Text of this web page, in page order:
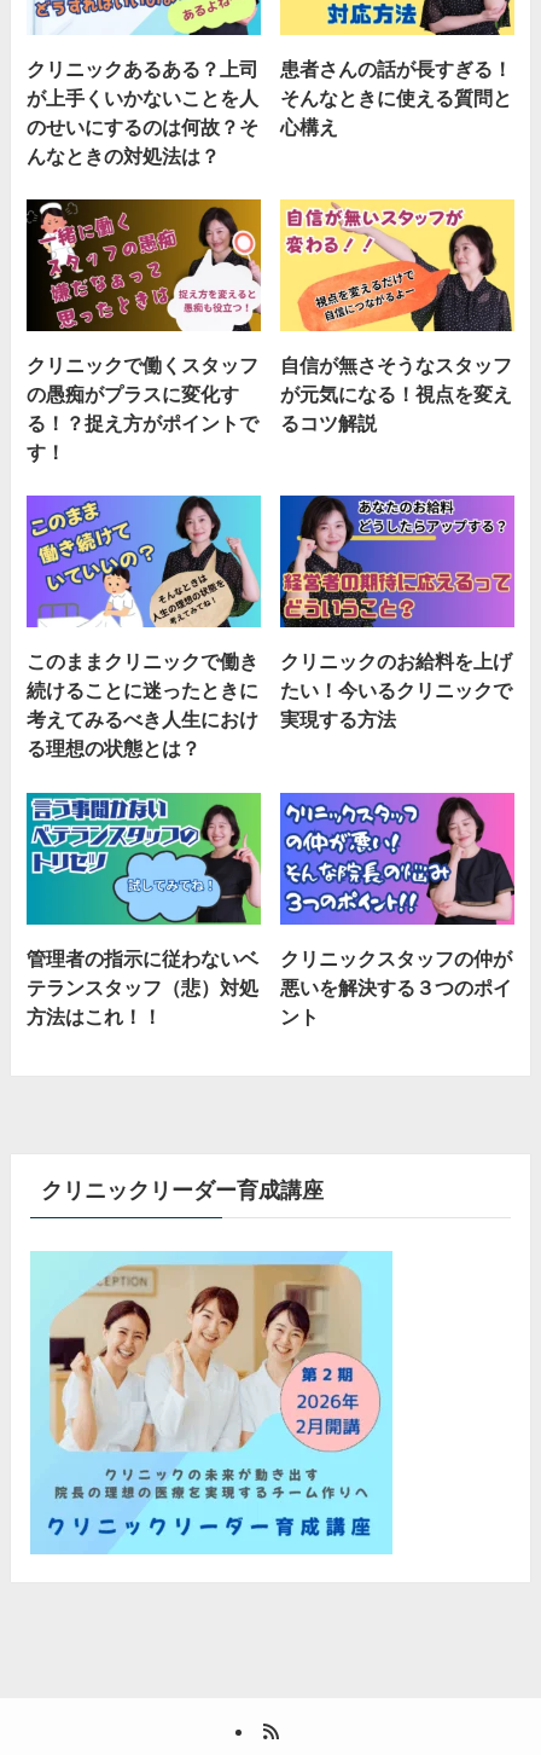
クリニックあるある？上司
が上手くいかないことを人
のせいにするのは何故？そ
んなときの対処法は？
患者さんの話が長すぎる！
そんなときに使える質問と
心構え
クリニックで働くスタッフ
の愚痴がプラスに変化す
る！？捉え方がポイントで
す！
自信が無さそうなスタッフ
が元気になる！視点を変え
るコツ解説
このままクリニックで働き
続けることに迷ったときに
考えてみるべき人生におけ
る理想の状態とは？
クリニックのお給料を上げ
たい！今いるクリニックで
実現する方法
管理者の指示に従わないベ
テランスタッフ（悲）対処
方法はこれ！！
クリニックスタッフの仲が
悪いを解決する３つのポイ
ント
クリニックリーダー育成講座